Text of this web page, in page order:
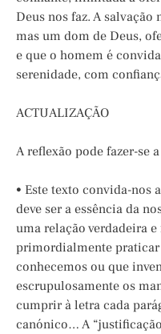
Deus nos faz. A
mas um dom de Deus,
e que o homem é
serenidade, com
ACTUALIZAÇÃO
A reflexão pode fazer-se
• Este texto convida-nos
deve ser a essência da
uma relação verdadeira
primordialmente praticar
conhecemos ou que
escrupulosamente os
cumprir à letra cada
canónico… A